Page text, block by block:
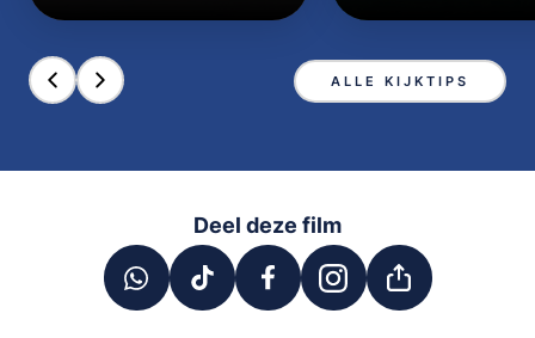
ALLE KIJKTIPS
Deel deze film